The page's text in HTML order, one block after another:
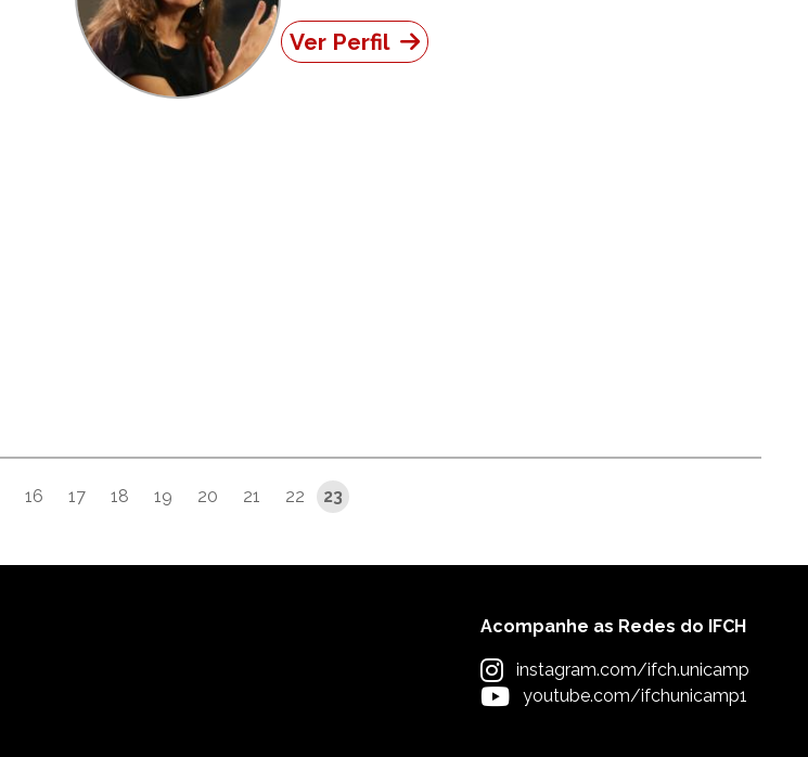
Ver Perfil
16 17 18 19 20 21 22 23
Acompanhe as Redes do IFCH
instagram.com/ifch.unicamp
youtube.com/ifchunicamp1